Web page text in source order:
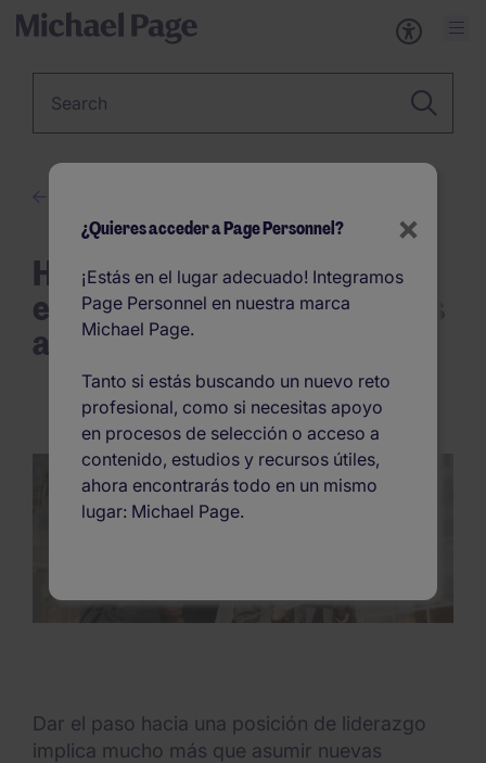
Habilidades que debes
empezar a adquirir si aspiras
a ser manager
Dar el paso hacia una posición de liderazgo
implica mucho más que asumir nuevas
×
¿Quieres acceder a Page Personnel?
¡Estás en el lugar adecuado! Integramos
Page Personnel en nuestra marca
Michael Page.
Tanto si estás buscando un nuevo reto
profesional, como si necesitas apoyo
en procesos de selección o acceso a
contenido, estudios y recursos útiles,
ahora encontrarás todo en un mismo
lugar: Michael Page.